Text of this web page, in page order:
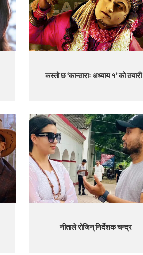
कस्तो छ ‘कान्ताराः अध्याय १’ को
नीताले रोजिन् निर्देशक चन्द्र